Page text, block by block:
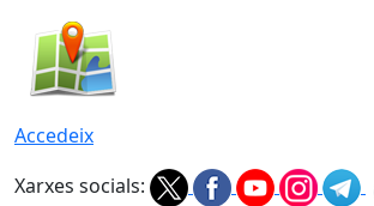
Accedeix
Xarxes socials: